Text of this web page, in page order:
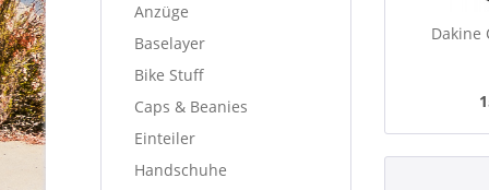
Anzüge
Baselayer
Bike Stuff
Caps & Beanies
Einteiler
Handschuhe
Dakine